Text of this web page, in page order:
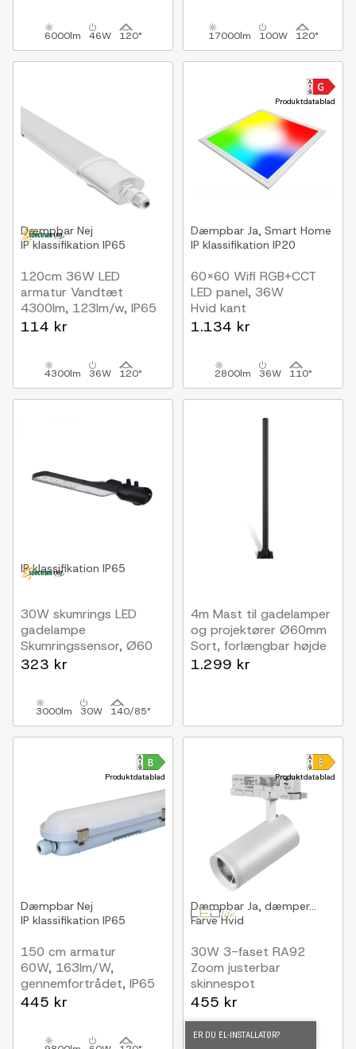
6000lm 46W 120° 17000lm 100W 120°
Dæmpbar Nej
IP klassifikation IP65
120cm 36W LED
armatur Vandtæt
4300lm, 123lm/w, IP65
114 kr
4300lm 36W 120°
Produktdatablad
Dæmpbar Ja, Smart Home
IP klassifikation IP20
60x60 Wifi RGB+CCT
LED panel, 36W
Hvid kant
1.134 kr
2800lm 36W 110°
IP klassifikation IP65
30W skumrings LED
gadelampe
Skumringssensor, Ø60
mm, IP65, sort, 230V
323 kr
3000lm 30W 140/85°
4m Mast til gadelamper
og projektører Ø60mm
Sort, forlængbar højde
1.299 kr
Produktdatablad
Dæmpbar Nej
IP klassifikation IP65
150 cm armatur
60W, 163lm/W,
gennemfortrådet, IP65
445 kr
Produktdatablad
Dæmpbar Ja, dæmper...
FarveHvid
30W 3-faset RA92
Zoom justerbar
skinnespot
100lm/W, Justerbar
CCT, Hvid, Justerbar
455 kr
ER DU EL-INSTALLATØR?